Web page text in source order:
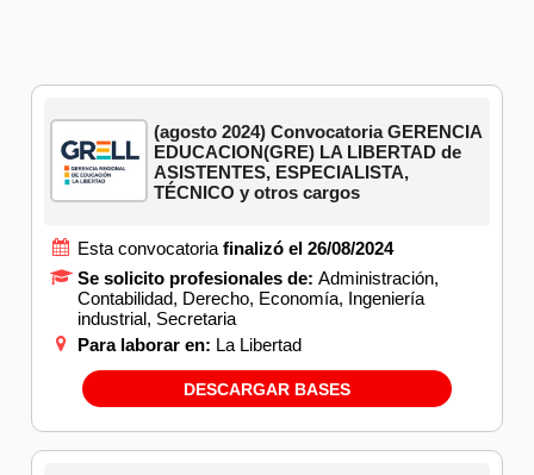
(agosto 2024) Convocatoria GERENCIA
EDUCACION(GRE) LA LIBERTAD de
ASISTENTES, ESPECIALISTA,
TÉCNICO y otros cargos
Esta convocatoriafinalizó el 26/08/2024
Se solicito profesionales de: Administración,
Contabilidad, Derecho, Economía, Ingeniería
industrial, Secretaria
Para laborar en: La Libertad
DESCARGAR BASES